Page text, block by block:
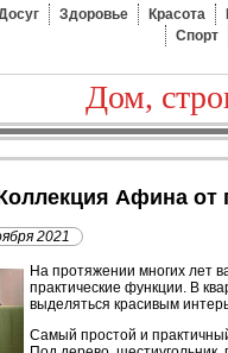
Здоровье Красота
Спорт
Дом,
Афина
2021
На протяжении многих лет
практические функции. В
выделяться красивым
Самый простой и